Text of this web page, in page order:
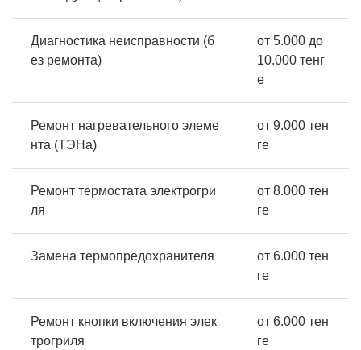
Диагностика неисправности (б
ез ремонта)
от 5.000 до
10.000 тенг
е
Ремонт нагревательного элеме
нта (ТЭНа)
от 9.000 тен
ге
Ремонт термостата электрогри
ля
от 8.000 тен
ге
Замена термопредохранителя
от 6.000 тен
ге
Ремонт кнопки включения элек
трогриля
от 6.000 тен
ге